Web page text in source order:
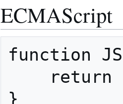
ECMAScript
function